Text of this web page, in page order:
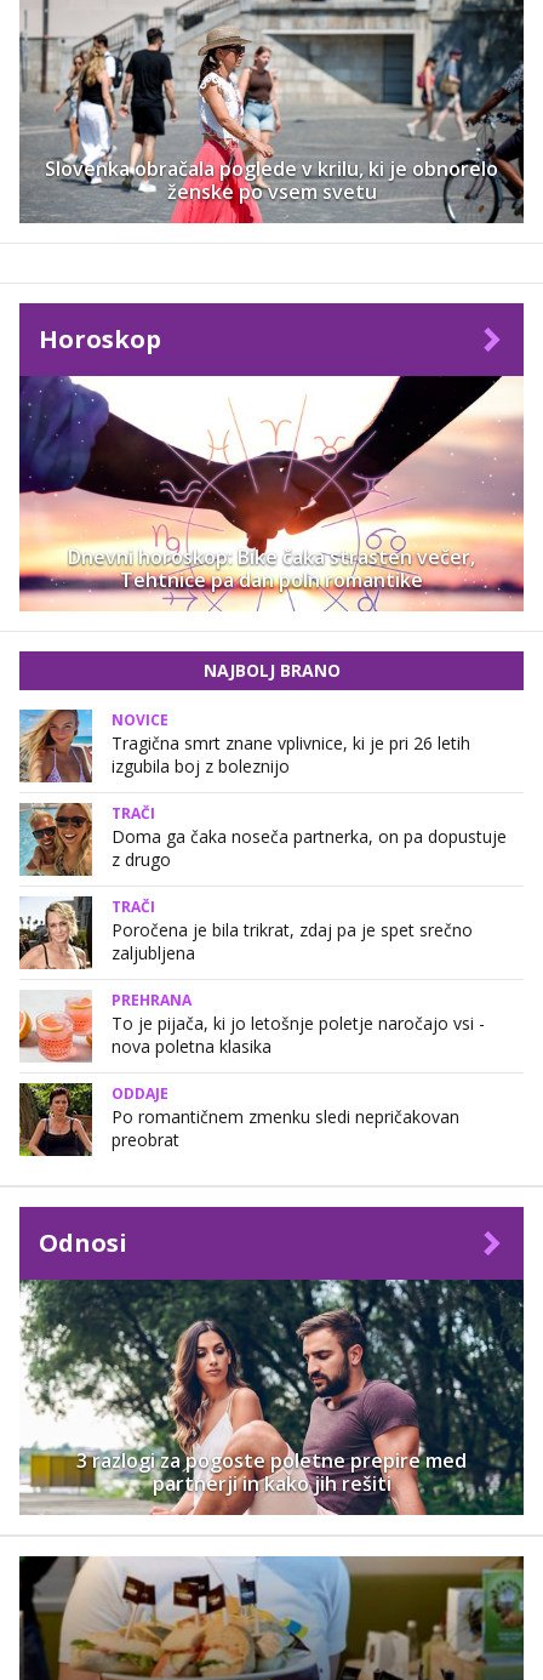
Slovenka obračala poglede v krilu, ki je obnorelo
ženske po vsem svetu
Horoskop
Dnevni horoskop: Bike čaka strasten večer,
Tehtnice pa dan poln romantike
NAJBOLJ BRANO
NOVICE
Tragična smrt znane vplivnice, ki je pri 26 letih
izgubila boj z boleznijo
TRAČI
Doma ga čaka noseča partnerka, on pa dopustuje
z drugo
TRAČI
Poročena je bila trikrat, zdaj pa je spet srečno
zaljubljena
PREHRANA
To je pijača, ki jo letošnje poletje naročajo vsi -
nova poletna klasika
ODDAJE
Po romantičnem zmenku sledi nepričakovan
preobrat
Odnosi
3 razlogi za pogoste poletne prepire med
partnerji in kako jih rešiti